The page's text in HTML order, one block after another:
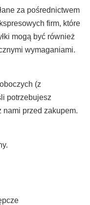
za pośrednictwem
firm, które
mogą być również
wymaganiami.
(z
potrzebujesz
nami przed zakupem.